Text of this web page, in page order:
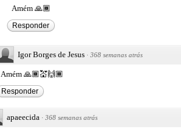
Amém 🙏🏾
Responder
Igor Borges de Jesus · 368 semanas atrás
Amém 🙏🏾💒🙌🏾
Responder
apaeecida · 368 semanas atrás